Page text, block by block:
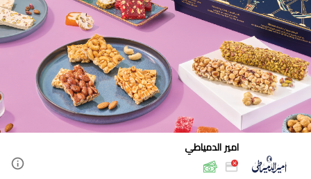
امير الدمياطي